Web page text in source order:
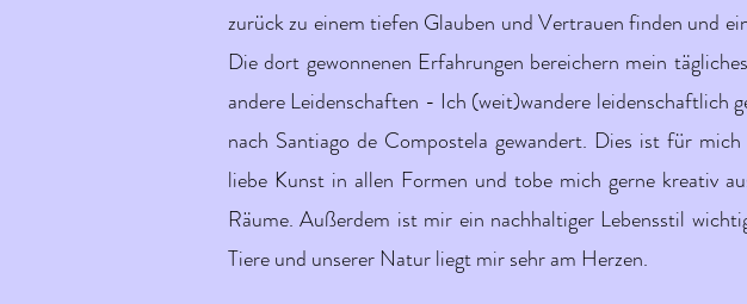
zurück zu einem tiefen Glauben und Vertrauen finden und
Die dort gewonnenen Erfahrungen bereichern mein
andere Leidenschaften - Ich (weit)wandere leidenschaftlich
nach Santiago de Compostela gewandert. Dies ist für
liebe Kunst in allen Formen und tobe mich gerne kreativ
Räume. Außerdem ist mir ein nachhaltiger Lebensstil
Tiere und unserer Natur liegt mir sehr am Herzen.